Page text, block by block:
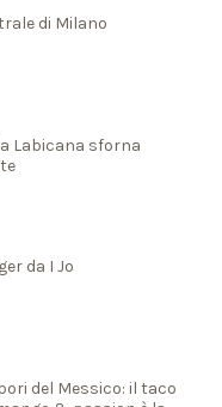
di Milano
Labicana sforna
da I Jo
del Messico: il taco